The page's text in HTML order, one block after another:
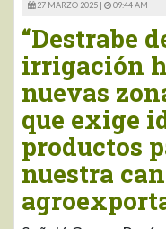
27 MARZO 2025 | 09:44 AM
“Destrabe
irrigación
nuevas
que exige
productos
nuestra